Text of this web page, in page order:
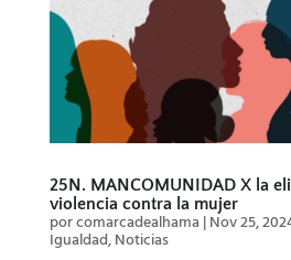
25N. MANCOMUNIDAD X la
violencia contra la mujer
porcomarcadealhama | Nov 25,
Igualdad, Noticias